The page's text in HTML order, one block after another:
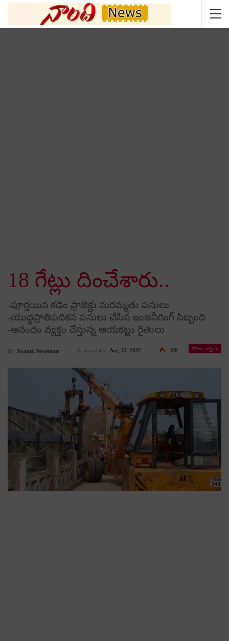
18 గేట్లు దించేశారు..
-పూర్త‌యిన క‌డెం ప్రాజెక్టు మ‌ర‌మ్మ‌తు ప‌నులు
-యుద్ధ‌ప్రాతిప‌దిక‌న ప‌నులు చేసిన ఇంజ‌నీరింగ్ సిబ్బంది
-ఆనందం వ్య‌క్తం చేస్తున్న ఆయ‌క‌ట్టు రైతులు
తాజా వార్తలు
By Naandi Newsteam Last updated Aug 12, 2022 428